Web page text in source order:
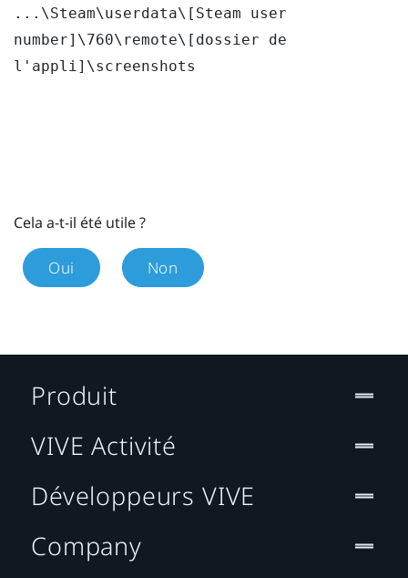
...\Steam\userdata\[Steam user
number]\760\remote\[dossier de
l'appli]\screenshots
Cela a-t-il été utile ?
Oui Non
Produit
VIVE Activité
Développeurs VIVE
Company